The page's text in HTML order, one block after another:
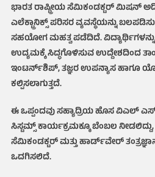
ಭಾರತ ರಾಷ್ಟ್ರೀಯ ಸೆಮಿಕಂಡಕ್ಟರ್ ಮಿಷನ್
ಎಲೆಕ್ಟ್ರಾನಿಕ್ಸ್ ಪರಿಸರ ವ್ಯವಸ್ಥೆಯನ್ನು
ಸಹಯೋಗ ಮಹತ್ವ ಪಡೆದಿದೆ.
ಉದ್ಯಮಕ್ಕೆ ಸಿದ್ಧಗೊಳಿಸುವ ಉದ್ದೇಶದಿಂದ
ಇಂಟರ್ನ್‌ಶಿಪ್‌, ತಜ್ಞರ ಉಪನ್ಯಾಸ ಹಾಗೂ
ಕಲ್ಪಿಸಲಾಗುತ್ತದೆ.
ಈ ಒಪ್ಪಂದವು ಸಹ್ಯಾದ್ರಿಯ ಹೊಸ ವಿಎಲ್
ಸಿಸ್ಟಮ್ಸ್ ಕಾರ್ಯಕ್ರಮಕ್ಕೂ ಬೆಂಬಲ
ಸೆಮಿಕಂಡಕ್ಟರ್ ಮತ್ತು ಹಾರ್ಡ್‌ವೇರ್
ಒದಗಿಸಲಿದೆ.